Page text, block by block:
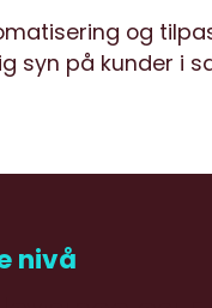
og
syn på kunder i
nivå